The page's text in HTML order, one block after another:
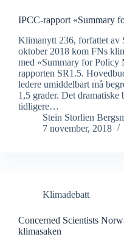
IPCC-rapport «Summary
Klimanytt 236, forfattet av
oktober 2018 kom FNs
med «Summary for Policy
rapporten SR1.5.
ledere umiddelbart må
1,5 grader. Det dramatiske
tidligere…
Stein Storlien
7 november, 2018
Klimadebatt
Concerned Scientists
klimasaken